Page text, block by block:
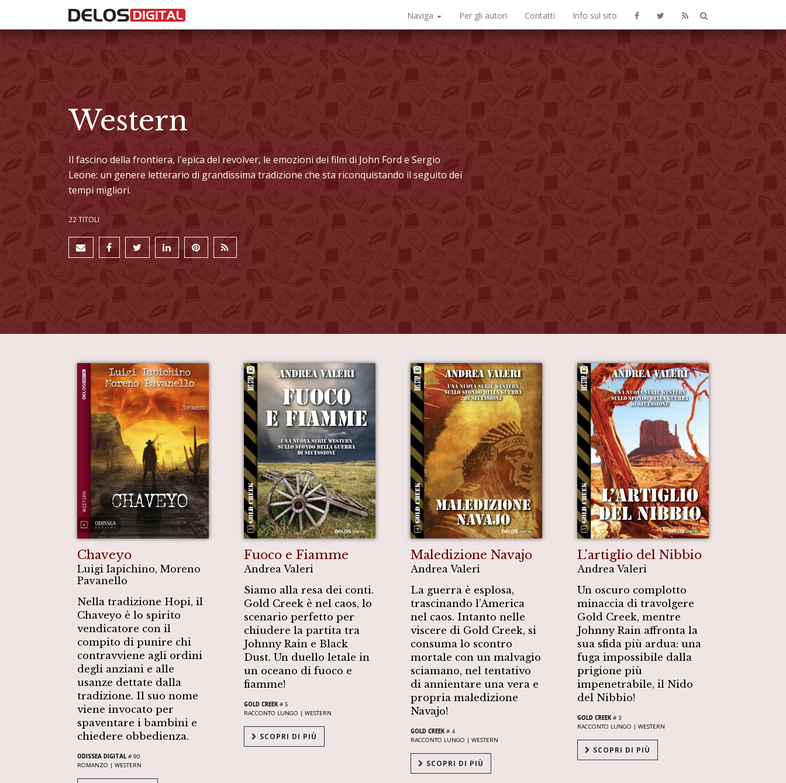
Naviga Per gli autori Contatti Info sul sito
Western
Il fascino della frontiera, l'epica del revolver, le emozioni dei film di John Ford e Sergio
Leone: un genere letterario di grandissima tradizione che sta riconquistando il seguito dei
tempi migliori.
22 TITOLI
Chaveyo
Luigi Iapichino, Moreno
Pavanello
Nella tradizione Hopi, il
Chaveyo è lo spirito
vendicatore con il
compito di punire chi
contravviene agli ordini
degli anziani e alle
usanze dettate dalla
tradizione. Il suo nome
viene invocato per
spaventare i bambini e
chiedere obbedienza.
ODISSEA DIGITAL # 90
ROMANZO | WESTERN
Fuoco e Fiamme
Andrea Valeri
Siamo alla resa dei conti.
Gold Creek è nel caos, lo
scenario perfetto per
chiudere la partita tra
Johnny Rain e Black
Dust. Un duello letale in
un oceano di fuoco e
fiamme!
GOLD CREEK # 5
RACCONTO LUNGO | WESTERN
SCOPRI DI PIÙ
Maledizione Navajo
Andrea Valeri
La guerra è esplosa,
trascinando l’America
nel caos. Intanto nelle
viscere di Gold Creek, si
consuma lo scontro
mortale con un malvagio
sciamano, nel tentativo
di annientare una vera e
propria maledizione
Navajo!
GOLD CREEK # 4
RACCONTO LUNGO | WESTERN
SCOPRI DI PIÙ
L'artiglio del Nibbio
Andrea Valeri
Un oscuro complotto
minaccia di travolgere
Gold Creek, mentre
Johnny Rain affronta la
sua sfida più ardua: una
fuga impossibile dalla
prigione più
impenetrabile, il Nido
del Nibbio!
GOLD CREEK # 3
RACCONTO LUNGO | WESTERN
SCOPRI DI PIÙ